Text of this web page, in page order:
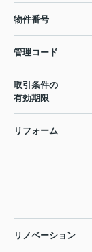
物件番号
管理コード
取引条件の
有効期限
リフォーム
リノベーション